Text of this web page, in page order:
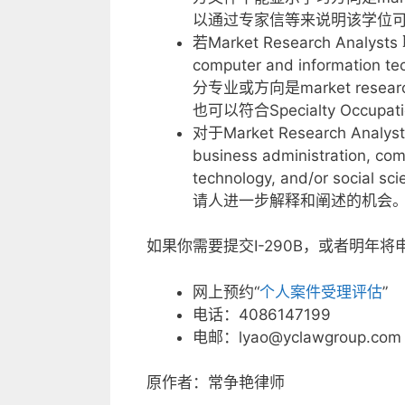
以通过专家信等来说明该学位
若Market Research Analysts
computer and information
分专业或方向是market
也可以符合Specialty
对于Market Research
business administration,
technology, and/or social
请人进一步解释和阐述的机会
如果你需要提交I-290B，或者明年将
网上预约“个人案件受理评估”
电话：4086147199
电邮：lyao@yclawgroup.com
原作者：常争艳律师